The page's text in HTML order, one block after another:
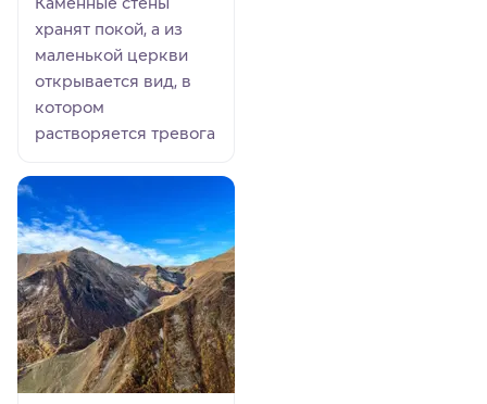
хранят покой, а из
маленькой церкви
открывается вид, в
котором
растворяется тревога